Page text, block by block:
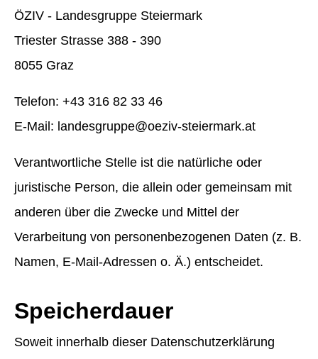
ÖZIV - Landesgruppe Steiermark
Triester Strasse 388 - 390
8055 Graz
Telefon: +43 316 82 33 46
E-Mail: landesgruppe@oeziv-steiermark.at
Verantwortliche Stelle ist die natürliche oder
juristische Person, die allein oder gemeinsam mit
anderen über die Zwecke und Mittel der
Verarbeitung von personenbezogenen Daten (z. B.
Namen, E-Mail-Adressen o. Ä.) entscheidet.
Speicherdauer
Soweit innerhalb dieser Datenschutzerklärung